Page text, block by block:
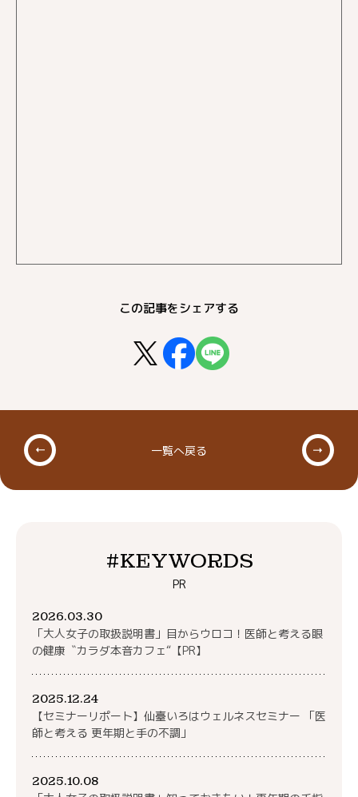
この記事をシェアする
一覧へ戻る
#KEYWORDS
PR
2026.03.30
「大人女子の取扱説明書」目からウロコ！医師と考える眼
の健康〝カラダ本音カフェ“【PR】
2025.12.24
【セミナーリポート】仙臺いろはウェルネスセミナー 「医
師と考える 更年期と手の不調」
2025.10.08